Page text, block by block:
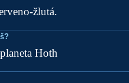
žlutá.
Hoth